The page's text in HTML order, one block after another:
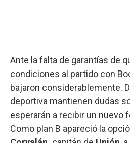
Ante la falta de garantías de
condiciones al partido con
bajaron considerablemente.
deportiva mantienen dudas
esperarán a recibir un nuevo
Como plan B apareció la